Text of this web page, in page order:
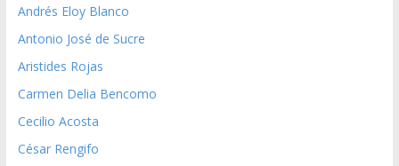
Andrés Eloy Blanco
Antonio José de Sucre
Aristides Rojas
Carmen Delia Bencomo
Cecilio Acosta
César Rengifo